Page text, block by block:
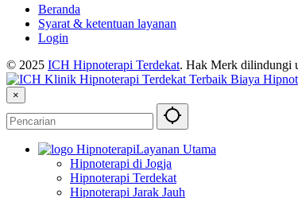
Beranda
Syarat & ketentuan layanan
Login
© 2025 ICH Hipnoterapi Terdekat. Hak Merk dilindungi
×
Layanan Utama
Hipnoterapi di Jogja
Hipnoterapi Terdekat
Hipnoterapi Jarak Jauh